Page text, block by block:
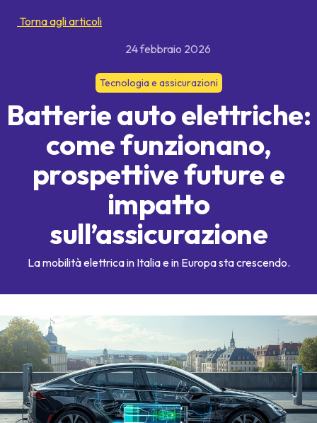
Torna agli articoli
24 febbraio 2026
Tecnologia e assicurazioni
Batterie auto elettriche:
come funzionano,
prospettive future e
impatto
sull’assicurazione
La mobilità elettrica in Italia e in Europa sta crescendo.